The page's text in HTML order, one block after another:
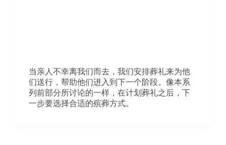
当亲人不幸离我们而去，我们安排葬礼来为他
们送行，帮助他们进入到下一个阶段。像本系
列前部分所讨论的一样，在计划葬礼之后，下
一步要选择合适的殡葬方式。